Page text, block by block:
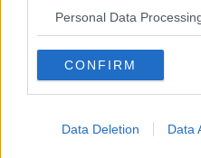
Personal Data
CONFIRM
Data Deletion Data
Maradona
Cronaca
​Ancora Covid
​Biden!
In memoria